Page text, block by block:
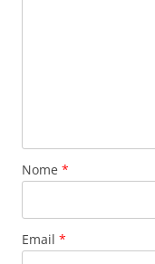
Nome *
Email *